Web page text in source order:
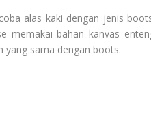
alas kaki dengan jenis
memakai bahan kanvas
yang sama dengan boots.